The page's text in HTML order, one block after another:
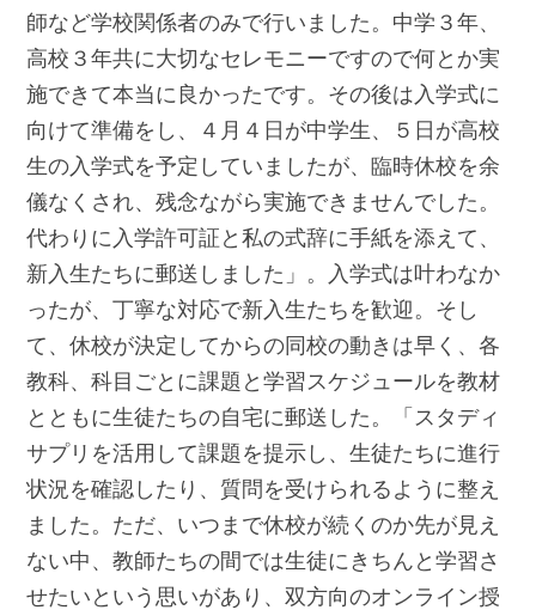
師など学校関係者のみで行いました。中学３年、
高校３年共に大切なセレモニーですので何とか実
施できて本当に良かったです。その後は入学式に
向けて準備をし、４月４日が中学生、５日が高校
生の入学式を予定していましたが、臨時休校を余
儀なくされ、残念ながら実施できませんでした。
代わりに入学許可証と私の式辞に手紙を添えて、
新入生たちに郵送しました」。入学式は叶わなか
ったが、丁寧な対応で新入生たちを歓迎。そし
て、休校が決定してからの同校の動きは早く、各
教科、科目ごとに課題と学習スケジュールを教材
とともに生徒たちの自宅に郵送した。「スタディ
サプリを活用して課題を提示し、生徒たちに進行
状況を確認したり、質問を受けられるように整え
ました。ただ、いつまで休校が続くのか先が見え
ない中、教師たちの間では生徒にきちんと学習さ
せたいという思いがあり、双方向のオンライン授